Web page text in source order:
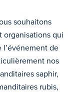
souhaitons
organisations qui
de
nos
saphir,
rubis,